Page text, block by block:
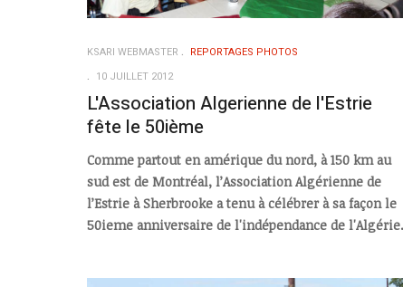
KSARI WEBMASTER
REPORTAGES PHOTOS
10 JUILLET 2012
L'Association Algerienne de l'Estrie
fête le 50ième
Comme partout en amérique du nord, à 150 km au
sud est de Montréal, l’Association Algérienne de
l’Estrie à Sherbrooke a tenu à célébrer à sa façon le
50ieme anniversaire de l'indépendance de l'Algérie.